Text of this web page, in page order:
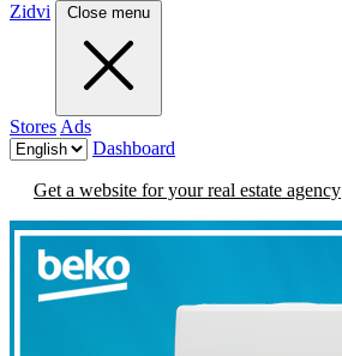
Zidvi Close menu
Stores Ads
Dashboard
Get a website for your real estate agency